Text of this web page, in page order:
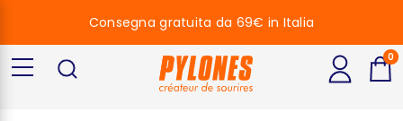
Consegna gratuita da 69€ in Italia
0